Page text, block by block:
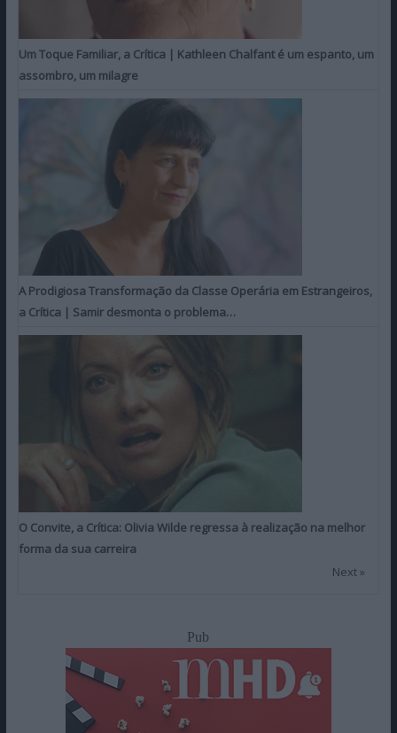
Um Toque Familiar, a Crítica | Kathleen Chalfant é um espanto, um
assombro, um milagre
A Prodigiosa Transformação da Classe Operária em Estrangeiros,
a Crítica | Samir desmonta o problema…
O Convite, a Crítica: Olivia Wilde regressa à realização na melhor
forma da sua carreira
Next »
Pub